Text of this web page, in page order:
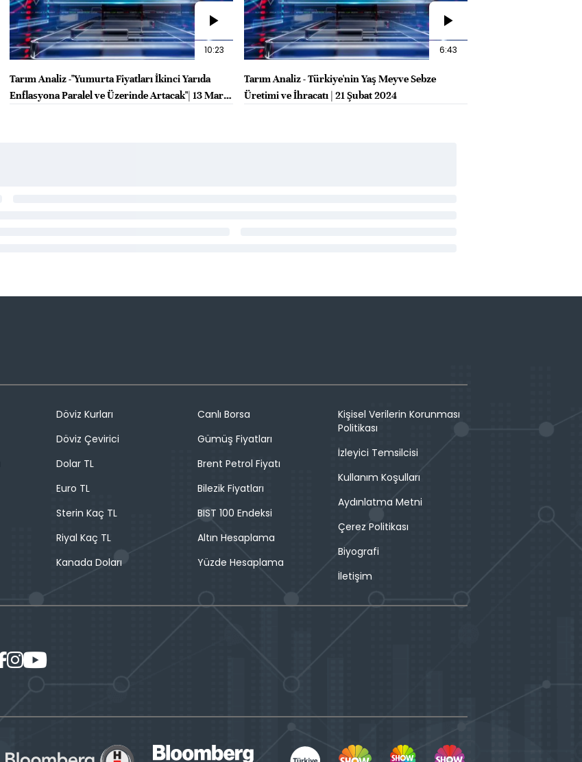
10:23
Tarım Analiz -"Yumurta Fiyatları İkinci Yarıda
Enflasyona Paralel ve Üzerinde Artacak"| 13 Mart
6:43
Tarım Analiz - Türkiye'nin Yaş Meyve Sebze
Üretimi ve İhracatı | 21 Şubat 2024
Döviz Kurları
Döviz Çevirici
Dolar TL
Euro TL
Sterin Kaç TL
Riyal Kaç TL
Kanada Doları
Canlı Borsa
Gümüş Fiyatları
Brent Petrol Fiyatı
Bilezik Fiyatları
BIST 100 Endeksi
Altın Hesaplama
Yüzde Hesaplama
Kişisel Verilerin Korunması
Politikası
İzleyici Temsilcisi
Kullanım Koşulları
Aydınlatma Metni
Çerez Politikası
Biyografi
İletişim